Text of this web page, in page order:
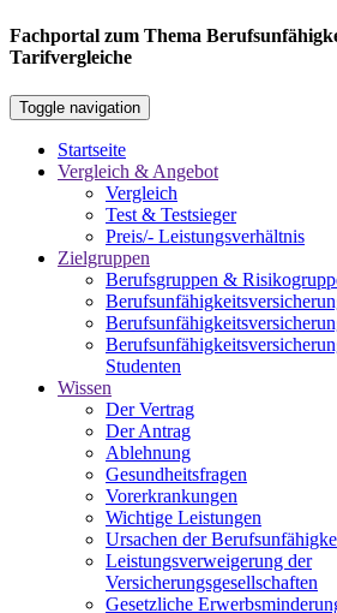
Fachportal zum Thema
Tarifvergleiche
Toggle navigation
Startseite
Vergleich & Angebot
Vergleich
Test & Testsieger
Preis/- Leistungsverhältnis
Zielgruppen
Berufsgruppen &
Studenten
Wissen
Der Vertrag
Der Antrag
Ablehnung
Gesundheitsfragen
Vorerkrankungen
Wichtige Leistungen
Ursachen der
Leistungsverweigerung der
Versicherungsgesellschaften
Gesetzliche